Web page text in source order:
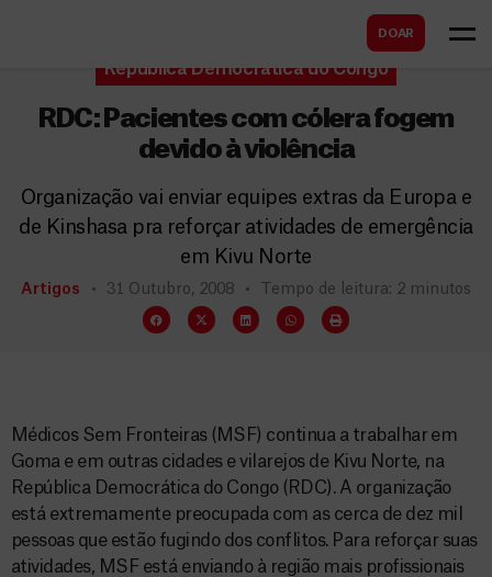
DOAR
r
República Democrática do Congo
RDC: Pacientes com cólera fogem
devido à violência
Organização vai enviar equipes extras da Europa e
de Kinshasa pra reforçar atividades de emergência
em Kivu Norte
Artigos 31 Outubro, 2008 Tempo de leitura: 2 minutos
Médicos Sem Fronteiras (MSF) continua a trabalhar em
Goma e em outras cidades e vilarejos de Kivu Norte, na
República Democrática do Congo (RDC). A organização
está extremamente preocupada com as cerca de dez mil
pessoas que estão fugindo dos conflitos. Para reforçar suas
atividades, MSF está enviando à região mais profissionais
s
c
a